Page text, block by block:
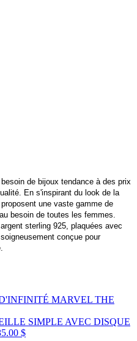
de bijoux tendance à des prix
En s'inspirant du look de la
une vaste gamme de
besoin de toutes les femmes.
sterling 925, plaquées avec
conçue pour
MARVEL THE
SIMPLE AVEC DISQUE
$